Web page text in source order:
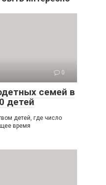
0
семей в
детей
детей, где число
время